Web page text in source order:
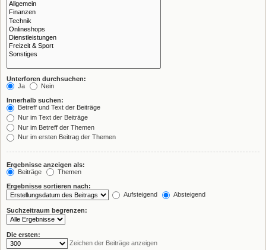
Unterforen durchsuchen:
Ja
Nein
Innerhalb suchen:
Betreff und Text der Beiträge
Nur im Text der Beiträge
Nur im Betreff der Themen
Nur im ersten Beitrag der Themen
Ergebnisse anzeigen als:
Beiträge
Themen
Ergebnisse sortieren nach:
Aufsteigend
Absteigend
Suchzeitraum begrenzen:
Die ersten:
Zeichen der Beiträge anzeigen